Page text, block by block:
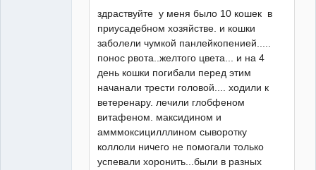
здраствуйте у меня было 10 кошек в
приусадебном хозяйстве. и кошки
заболели чумкой панлейкопенией.....
понос рвота..желтого цвета... и на 4
день кошки погибали перед этим
начанали трести головой.... ходили к
ветеренару. лечили глобфеном
витафеном. максидином и
амммоксицилллином сыворотку
коллоли ничего не помогали только
успевали хоронить...были в разных